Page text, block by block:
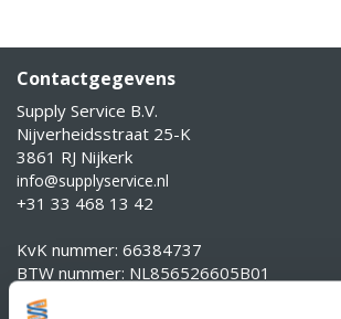
Contactgegevens
Supply Service B.V.
Nijverheidsstraat 25-K
3861 RJ Nijkerk
info@supplyservice.nl
+31 33 468 13 42
KvK nummer: 66384737
BTW nummer: NL856526605B01
Klantenservice